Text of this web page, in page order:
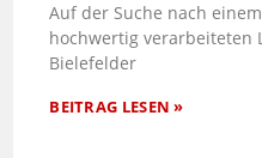
Auf der Suche nach
hochwertig verarbeiteten
Bielefelder
BEITRAG LESEN »